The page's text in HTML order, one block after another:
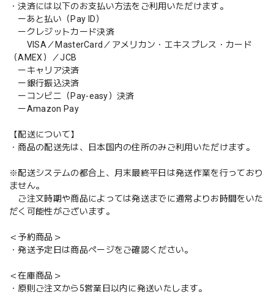
・決済には以下のお支払い方法をご利用いただけます。
ーあと払い（Pay ID）
ークレジットカード決済
VISA／MasterCard／アメリカン・エキスプレス・カード
（AMEX）／JCB
ーキャリア決済
ー銀行振込決済
ーコンビニ（Pay-easy）決済
ーAmazon Pay
【配送について】
・商品の配送先は、日本国内の住所のみご利用いただけます。
※配送システムの都合上、月末最終平日は発送作業を行っており
ません。
ご注文時期や商品によっては発送までに通常よりお時間をいた
だく可能性がございます。
＜予約商品＞
・発送予定日は商品ページをご確認ください。
＜在庫商品＞
・原則ご注文から5営業日以内に発送いたします。